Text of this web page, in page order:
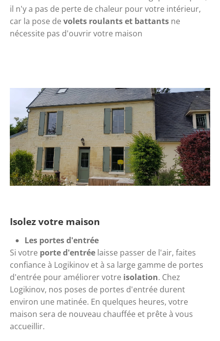
il n'y a pas de perte de chaleur pour votre intérieur,
car la pose de volets roulants et battants ne
nécessite pas d'ouvrir votre maison
Isolez votre maison
Les portes d'entrée
Si votre porte d'entrée laisse passer de l'air, faites
confiance à Logikinov et à sa large gamme de portes
d'entrée pour améliorer votre isolation. Chez
Logikinov, nos poses de portes d'entrée durent
environ une matinée. En quelques heures, votre
maison sera de nouveau chauffée et prête à vous
accueillir.